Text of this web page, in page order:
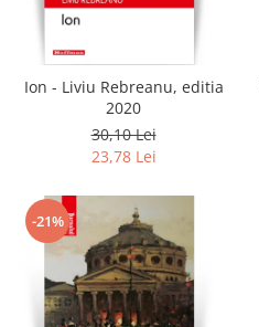
Ion - Liviu Rebreanu, editia
2020
30,10 Lei
23,78 Lei
-21%